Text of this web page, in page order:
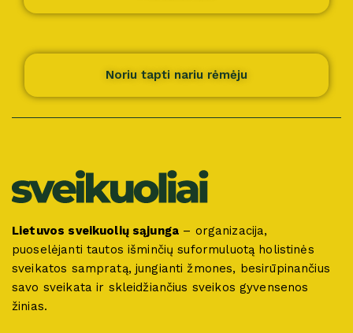
Noriu tapti nariu rėmėju
Lietuvos sveikuolių sąjunga – organizacija,
puoselėjanti tautos išminčių suformuluotą holistinės
sveikatos sampratą, jungianti žmones, besirūpinančius
savo sveikata ir skleidžiančius sveikos gyvensenos
žinias.